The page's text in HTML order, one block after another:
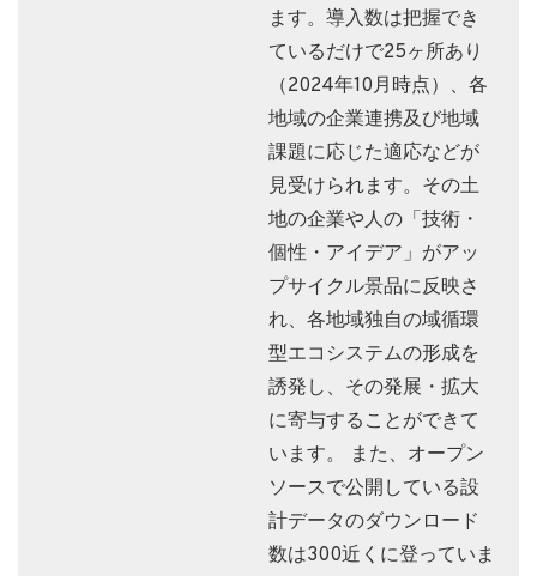
ます。導入数は把握でき
ているだけで25ヶ所あり
（2024年10月時点）、各
地域の企業連携及び地域
課題に応じた適応などが
見受けられます。その土
地の企業や人の「技術・
個性・アイデア」がアッ
プサイクル景品に反映さ
れ、各地域独自の域循環
型エコシステムの形成を
誘発し、その発展・拡大
に寄与することができて
います。 また、オープン
ソースで公開している設
計データのダウンロード
数は300近くに登っていま